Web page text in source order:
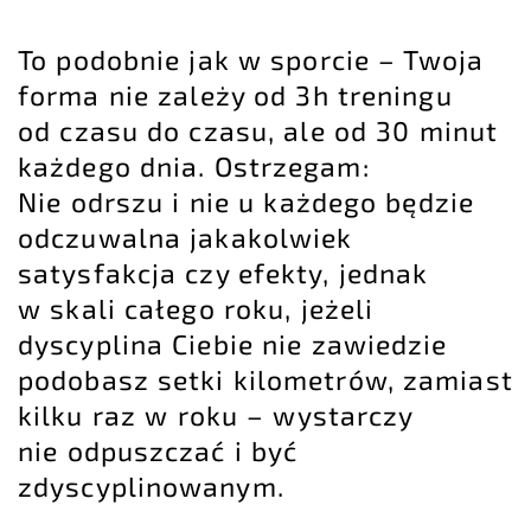
To podobnie jak w sporcie – Twoja
forma nie zależy od 3h treningu
od czasu do czasu, ale od 30 minut
każdego dnia. Ostrzegam:
Nie odrszu i nie u każdego będzie
odczuwalna jakakolwiek
satysfakcja czy efekty, jednak
w skali całego roku, jeżeli
dyscyplina Ciebie nie zawiedzie
podobasz setki kilometrów, zamiast
kilku raz w roku – wystarczy
nie odpuszczać i być
zdyscyplinowanym.